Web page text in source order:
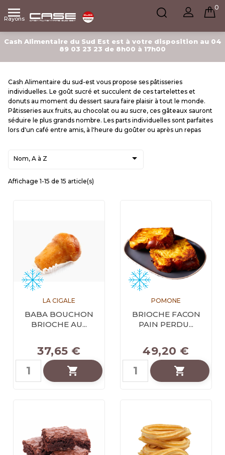

Rayons
0
Cash Alimentaire du Sud Est est à votre disposition au 04
89 03 23 23 de 8h00 à 17h00
Cash Alimentaire du sud-est vous propose ses pâtisseries
individuelles. Le goût sucré et succulent de ces tartelettes et
donuts au moment du dessert saura faire plaisir à tout le monde.
Pâtisseries aux fruits, au chocolat ou au sucre, ces gâteaux sauront
séduire le plus grands nombre. Les parts individuelles sont parfaites
lors d'un café entre amis, à l'heure du goûter ou après un repas
Nom, A à Z 
Affichage 1-15 de 15 article(s)
LA CIGALE
BABA BOUCHON
BRIOCHE AU...
37,65 €

POMONE
BRIOCHE FACON
PAIN PERDU...
49,20 €
